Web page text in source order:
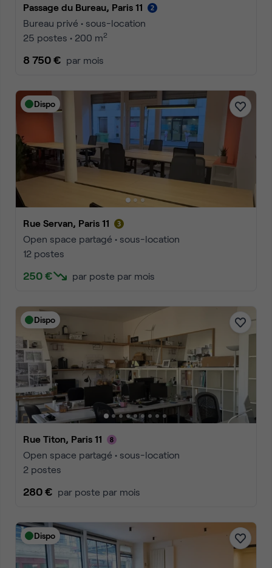
Passage du Bureau, Paris 11
Bureau privé • sous-location
25 postes • 200 m2
8 750 € par mois
Dispo
Rue Servan, Paris 11
Open space partagé • sous-location
12 postes
250 € par poste par mois
Dispo
Rue Titon, Paris 11
Open space partagé • sous-location
2 postes
280 € par poste par mois
Dispo